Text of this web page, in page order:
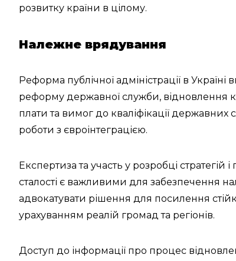
розвитку країни в цілому.
Належне врядування
Реформа публічної адміністрації в
реформу державної служби, відновлення
плати та вимог до кваліфікації державних
роботи з євроінтеграцією.
Експертиза та участь у розробці
сталості є важливими для забезпечення
адвокатувати рішення для посилення
урахуванням реалій громад та регіонів.
Доступ до інформації про процес